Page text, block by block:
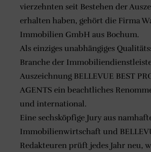
vierzehnten seit Bestehen der
erhalten haben, gehört die Firma
Immobilien GmbH aus Bochum.
Als einziges unabhängiges
Branche der
Auszeichnung BELLEVUE BEST
AGENTS ein beachtliches
und international.
Eine sechsköpfige Jury aus
Immobilienwirtschaft und
Redakteuren prüft jedes Jahr neu,